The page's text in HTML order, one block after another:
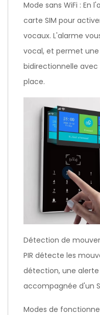
Mode sans WiFi : En
carte SIM pour
vocaux. L'alarme
vocal, et permet
bidirectionnelle avec
place.
Détection de
PIR détecte les
détection, une
accompagnée d'un
Modes de